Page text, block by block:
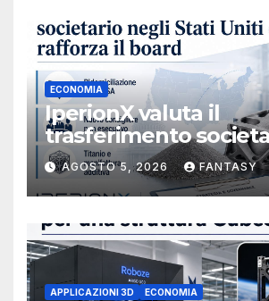
ECONOMIA
IperionX valuta il
trasferimento
Stati Uniti e rafforza
ha nominato Michael
Loparco
indipendente non
AGOSTO 5, 2026 FANTASY
APPLICAZIONI 3D ECONOMIA